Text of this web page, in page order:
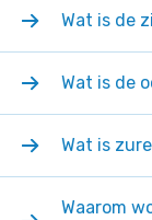
Wat is de
Wat is de
Wat is
Waarom